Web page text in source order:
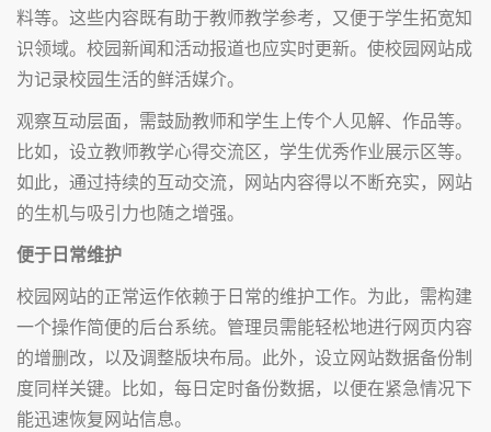
料等。这些内容既有助于教师教学参考，又便于学生拓宽知
识领域。校园新闻和活动报道也应实时更新。使校园网站成
为记录校园生活的鲜活媒介。
观察互动层面，需鼓励教师和学生上传个人见解、作品等。
比如，设立教师教学心得交流区，学生优秀作业展示区等。
如此，通过持续的互动交流，网站内容得以不断充实，网站
的生机与吸引力也随之增强。
便于日常维护
校园网站的正常运作依赖于日常的维护工作。为此，需构建
一个操作简便的后台系统。管理员需能轻松地进行网页内容
的增删改，以及调整版块布局。此外，设立网站数据备份制
度同样关键。比如，每日定时备份数据，以便在紧急情况下
能迅速恢复网站信息。